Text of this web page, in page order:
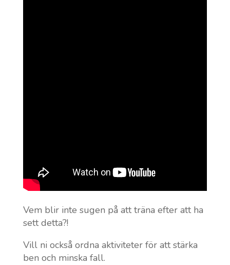
Vem blir inte sugen på att träna efter att ha
sett detta?!
Vill ni också ordna aktiviteter för att stärka
ben och minska fall.